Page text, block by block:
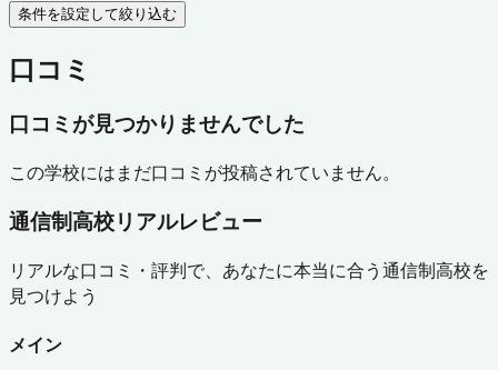
条件を設定して絞り込む
口コミ
口コミが見つかりませんでした
この学校にはまだ口コミが投稿されていません。
通信制高校リアルレビュー
リアルな口コミ・評判で、あなたに本当に合う通信制高校を
見つけよう
メイン